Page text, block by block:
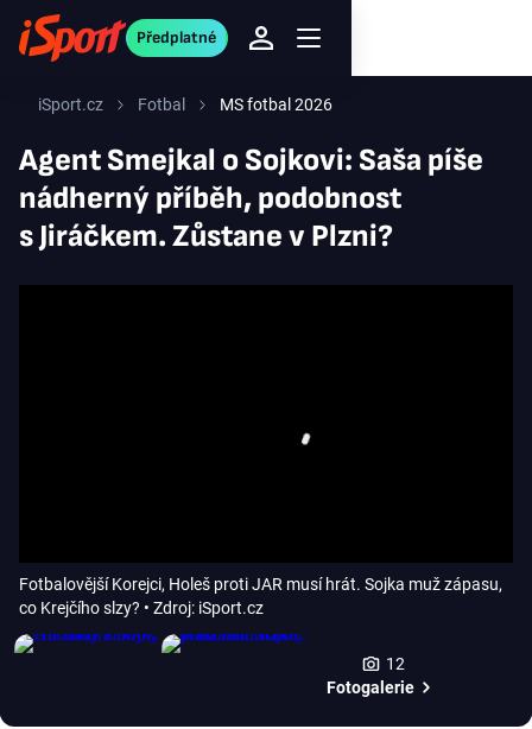
Předplatné
iSport.cz Fotbal MS fotbal 2026
Agent Smejkal o Sojkovi: Saša píše
nádherný příběh, podobnost
s Jiráčkem. Zůstane v Plzni?
Fotbalovější Korejci, Holeš proti JAR musí hrát. Sojka muž zápasu,
co Krejčího slzy? • Zdroj: iSport.cz
12
Fotogalerie